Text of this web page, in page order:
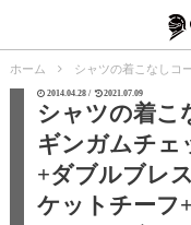
ホーム シャツの着こなしコ
2014.04.28 / 2021.07.09
シャツの着こ
ギンガムチェ
+ダブルブレ
ケットチー